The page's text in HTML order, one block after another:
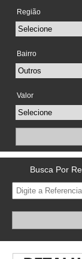
Região
Bairro
Valor
Busca Por